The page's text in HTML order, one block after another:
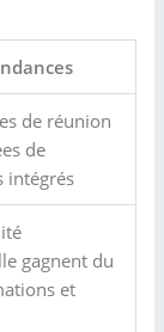
de réunion
de
intégrés
gagnent du
et